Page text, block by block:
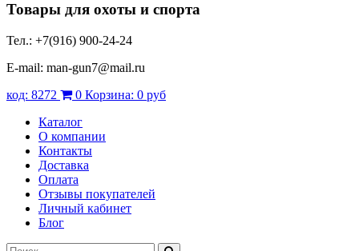
Товары для охоты и спорта
Тел.: +7(916) 900-24-24
E-mail: man-gun7@mail.ru
код: 8272 0 Корзина: 0 руб
Каталог
О компании
Контакты
Доставка
Оплата
Отзывы покупателей
Личный кабинет
Блог